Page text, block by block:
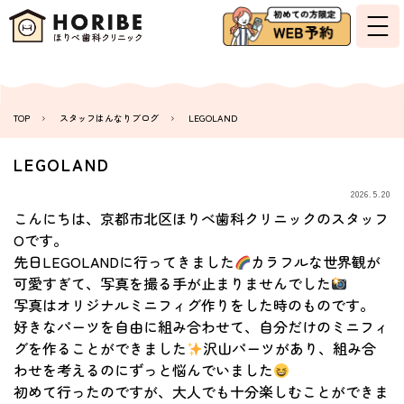
TOP スタッフはんなりブログ LEGOLAND
LEGOLAND
2026.5.20
こんにちは、京都市北区ほりべ歯科クリニックのスタッフ
Oです。
先日LEGOLANDに行ってきました
カラフルな世界観が
可愛すぎて、写真を撮る手が止まりませんでした
写真はオリジナルミニフィグ作りをした時のものです。
好きなパーツを自由に組み合わせて、自分だけのミニフィ
グを作ることができました
沢山パーツがあり、組み合
わせを考えるのにずっと悩んでいました
初めて行ったのですが、大人でも十分楽しむことができま